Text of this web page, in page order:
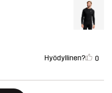
Hyödyllinen? 0